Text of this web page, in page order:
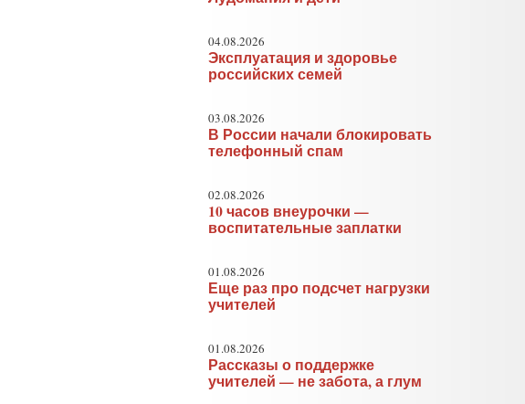
04.08.2026
Эксплуатация и здоровье
российских семей
03.08.2026
В России начали блокировать
телефонный спам
02.08.2026
10 часов внеурочки —
воспитательные заплатки
01.08.2026
Еще раз про подсчет нагрузки
учителей
01.08.2026
Рассказы о поддержке
учителей — не забота, а глум